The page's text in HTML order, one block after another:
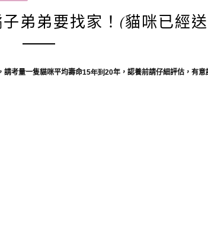
弟弟要找家！(貓咪已經送
請考量一隻貓咪平均壽命15年到20年，認養前請仔細評估，有意